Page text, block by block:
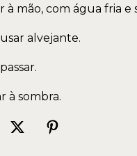
à mão, com água fria e
alvejante.
à sombra.